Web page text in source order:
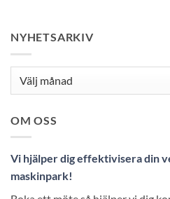
NYHETSARKIV
OM OSS
Vi hjälper dig effektivisera din
maskinpark!